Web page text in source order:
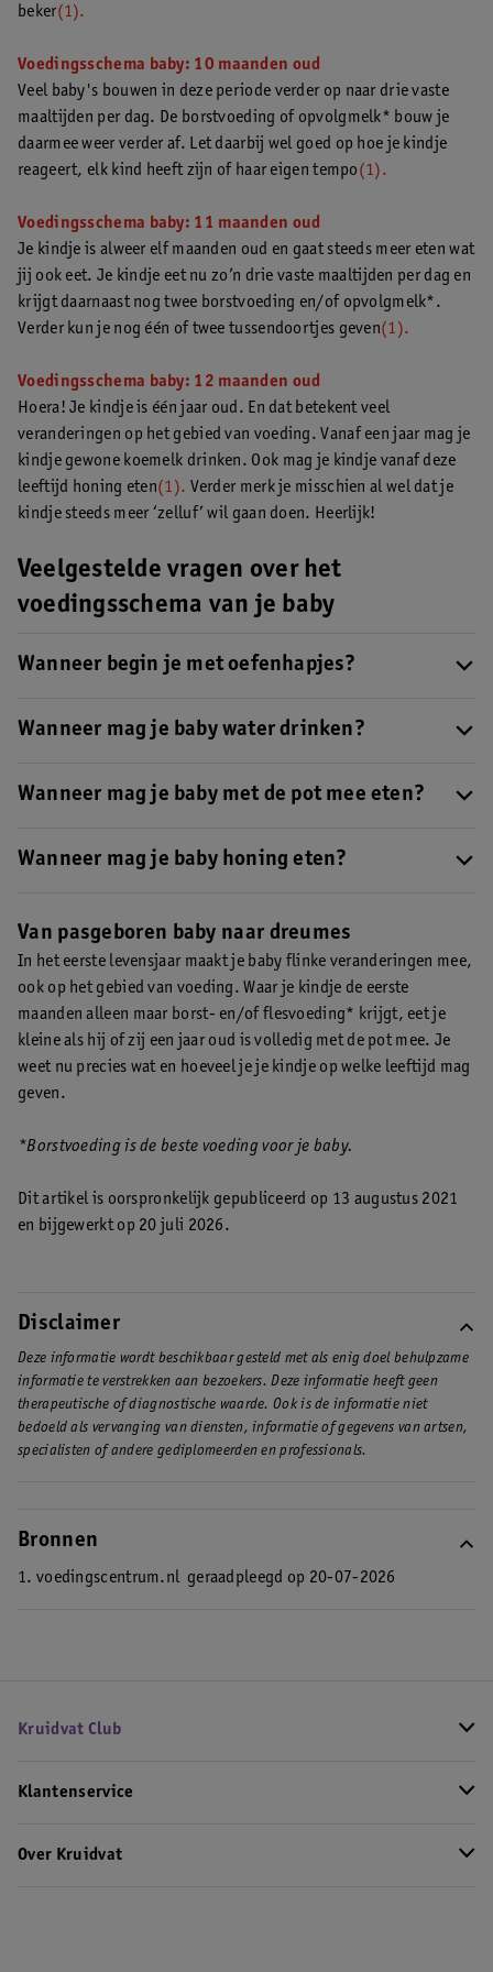
beker(1).
Voedingsschema baby: 10 maanden oud
Veel baby's bouwen in deze periode verder op naar drie vaste
maaltijden per dag. De borstvoeding of opvolgmelk* bouw je
daarmee weer verder af. Let daarbij wel goed op hoe je kindje
reageert, elk kind heeft zijn of haar eigen tempo(1).
Voedingsschema baby: 11 maanden oud
Je kindje is alweer elf maanden oud en gaat steeds meer eten wat
jij ook eet. Je kindje eet nu zo’n drie vaste maaltijden per dag en
krijgt daarnaast nog twee borstvoeding en/of opvolgmelk*.
Verder kun je nog één of twee tussendoortjes geven(1).
Voedingsschema baby: 12 maanden oud
Hoera! Je kindje is één jaar oud. En dat betekent veel
veranderingen op het gebied van voeding. Vanaf een jaar mag je
kindje gewone koemelk drinken. Ook mag je kindje vanaf deze
leeftijd honing eten(1). Verder merk je misschien al wel dat je
kindje steeds meer ‘zelluf’ wil gaan doen. Heerlijk!
Veelgestelde vragen over het
voedingsschema van je baby
Wanneer begin je met oefenhapjes?
eraan toe is. Borst- of flesvoeding* blijft daarbij de
Wanneer mag je baby water drinken?
water uit een beker aanbieden.
Wanneer mag je baby met de pot mee eten?
gezin. Zorg er wel voor dat de maaltijden geschikt zijn voor
Wanneer mag je baby honing eten?
de eerste verjaardag mag je kindje wel honing eten.
Van pasgeboren baby naar dreumes
In het eerste levensjaar maakt je baby flinke veranderingen mee,
ook op het gebied van voeding. Waar je kindje de eerste
maanden alleen maar borst- en/of flesvoeding* krijgt, eet je
kleine als hij of zij een jaar oud is volledig met de pot mee. Je
weet nu precies wat en hoeveel je je kindje op welke leeftijd mag
geven.
*Borstvoeding is de beste voeding voor je baby.
Dit artikel is oorspronkelijk gepubliceerd op 13 augustus 2021
en bijgewerkt op 20 juli 2026.
Disclaimer
Deze informatie wordt beschikbaar gesteld met als enig doel behulpzame
informatie te verstrekken aan bezoekers. Deze informatie heeft geen
therapeutische of diagnostische waarde. Ook is de informatie niet
bedoeld als vervanging van diensten, informatie of gegevens van artsen,
specialisten of andere gediplomeerden en professionals.
Bronnen
1. voedingscentrum.nl geraadpleegd op 20-07-2026
Kruidvat Club
Klantenservice
Over Kruidvat